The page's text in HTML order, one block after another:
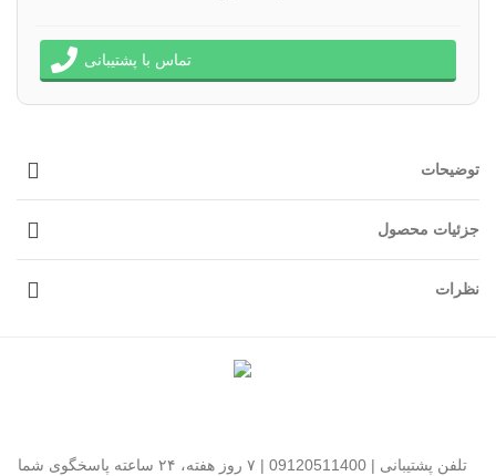
تماس با پشتیبانی
توضیحات
جزئیات محصول
نظرات
تلفن پشتیبانی | 09120511400 | ۷ روز هفته، ۲۴ ساعته پاسخگوی شما